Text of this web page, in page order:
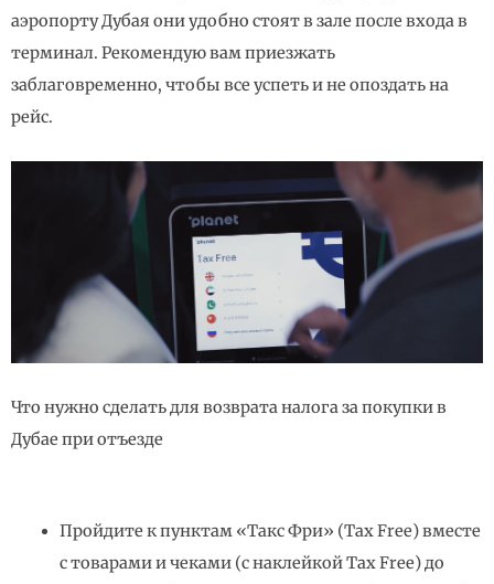
аэропорту Дубая они удобно стоят в зале после входа в
терминал. Рекомендую вам приезжать
заблаговременно, чтобы все успеть и не опоздать на
рейс.
Что нужно сделать для возврата налога за покупки в
Дубае при отъезде
Пройдите к пунктам «Такс Фри» (Tax Free) вместе
с товарами и чеками (с наклейкой Tax Free) до